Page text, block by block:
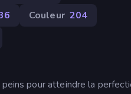
Couleur 204
pour atteindre la